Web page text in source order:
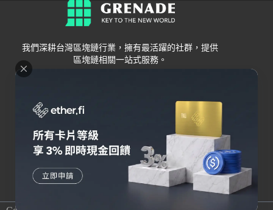
我們深耕台灣區塊鏈行業，擁有最活躍的社群，提供
區塊鏈相關一站式服務。
Grenade
關於我們
聯絡我們
錢包
交易所
Bybit
OKX
HOYA BIT
其他